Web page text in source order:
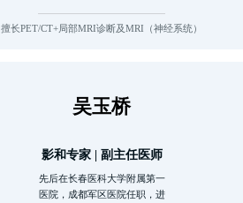
擅长PET/CT+局部MRI诊断及MRI（神经系统）
吴玉桥
影和专家 | 副主任医师
先后在长春医科大学附属第一
医院，成都军区医院任职，进